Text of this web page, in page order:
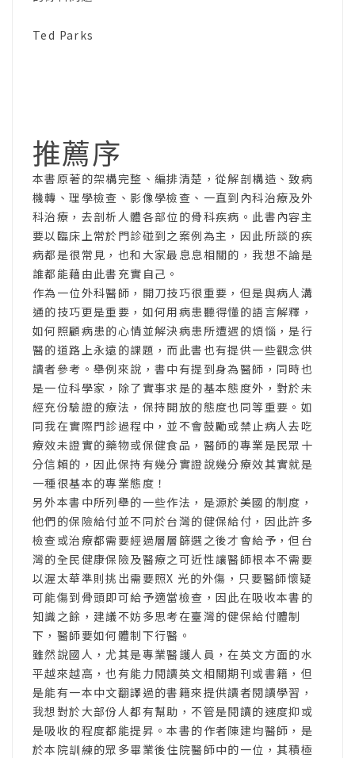
Ted Parks
推薦序
本書原著的架構完整、編排清楚，從解剖構造、致病
機轉、理學檢查、影像學檢查、一直到內科治療及外
科治療，去剖析人體各部位的骨科疾病。此書內容主
要以臨床上常於門診碰到之案例為主，因此所談的疾
病都是很常見，也和大家最息息相關的，我想不論是
誰都能藉由此書充實自己。
作為一位外科醫師，開刀技巧很重要，但是與病人溝
通的技巧更是重要，如何用病患聽得懂的語言解釋，
如何照顧病患的心情並解決病患所遭遇的煩惱，是行
醫的道路上永遠的課題，而此書也有提供一些觀念供
讀者參考。舉例來說，書中有提到身為醫師，同時也
是一位科學家，除了實事求是的基本態度外，對於未
經充份驗證的療法，保持開放的態度也同等重要。如
同我在實際門診過程中，並不會鼓勵或禁止病人去吃
療效未證實的藥物或保健食品，醫師的專業是民眾十
分信賴的，因此保持有幾分實證說幾分療效其實就是
一種很基本的專業態度！
另外本書中所列舉的一些作法，是源於美國的制度，
他們的保險給付並不同於台灣的健保給付，因此許多
檢查或治療都需要經過層層篩選之後才會給予，但台
灣的全民健康保險及醫療之可近性讓醫師根本不需要
以渥太華準則挑出需要照X 光的外傷，只要醫師懷疑
可能傷到骨頭即可給予適當檢查，因此在吸收本書的
知識之餘，建議不妨多思考在臺灣的健保給付體制
下，醫師要如何體制下行醫。
雖然說國人，尤其是專業醫護人員，在英文方面的水
平越來越高，也有能力閱讀英文相關期刊或書籍，但
是能有一本中文翻譯過的書籍來提供讀者閱讀學習，
我想對於大部份人都有幫助，不管是閱讀的速度抑或
是吸收的程度都能提昇。本書的作者陳建均醫師，是
於本院訓練的眾多畢業後住院醫師中的一位，其積極